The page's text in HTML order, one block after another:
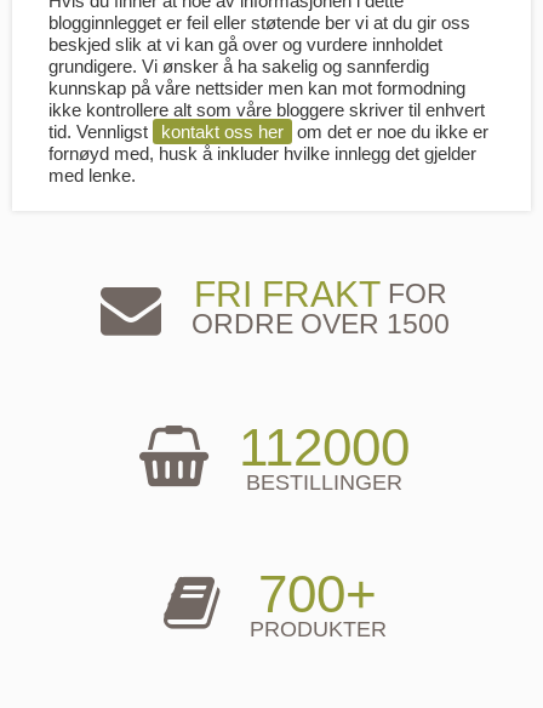
blogginnlegget er feil eller støtende ber vi at du gir oss
beskjed slik at vi kan gå over og vurdere innholdet
grundigere. Vi ønsker å ha sakelig og sannferdig
kunnskap på våre nettsider men kan mot formodning
ikke kontrollere alt som våre bloggere skriver til enhvert
tid. Vennligst
kontakt oss her
om det er noe du ikke er
fornøyd med, husk å inkluder hvilke innlegg det gjelder
med lenke.
FRI FRAKTFOR
ORDRE OVER 1500
112000
BESTILLINGER
700+
PRODUKTER